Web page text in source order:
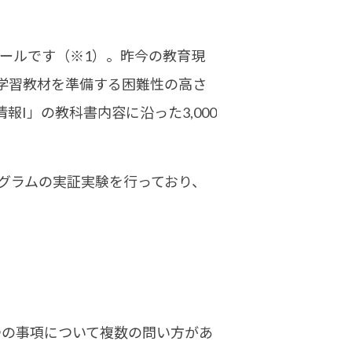
ルです （※1） 。昨今の教育現
教材を準備する困難性の高さ
報I」の教科書内容に沿った3,000
ムの実証実験を行っており、
事項について複数の問い方があ